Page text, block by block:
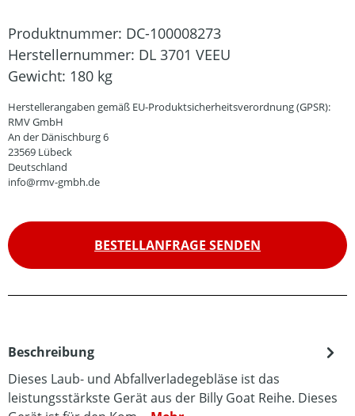
Produktnummer: DC-100008273
Herstellernummer: DL 3701 VEEU
Gewicht: 180 kg
Herstellerangaben gemäß EU-Produktsicherheitsverordnung (GPSR):
RMV GmbH
An der Dänischburg 6
23569 Lübeck
Deutschland
info@rmv-gmbh.de
BESTELLANFRAGE SENDEN
Beschreibung
Dieses Laub- und Abfallverladegebläse ist das
leistungsstärkste Gerät aus der Billy Goat Reihe. Dieses